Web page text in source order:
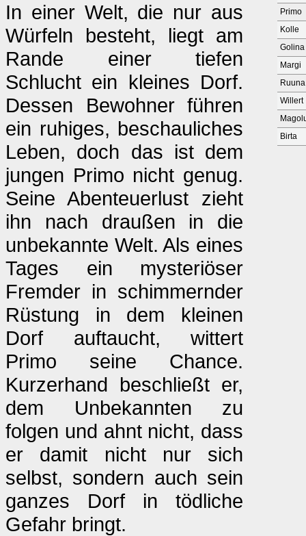
In einer Welt, die nur aus
Würfeln besteht, liegt am
Rande einer tiefen
Schlucht ein kleines Dorf.
Dessen Bewohner führen
ein ruhiges, beschauliches
Leben, doch das ist dem
jungen Primo nicht genug.
Seine Abenteuerlust zieht
ihn nach draußen in die
unbekannte Welt. Als eines
Tages ein mysteriöser
Fremder in schimmernder
Rüstung in dem kleinen
Dorf auftaucht, wittert
Primo seine Chance.
Kurzerhand beschließt er,
dem Unbekannten zu
folgen und ahnt nicht, dass
er damit nicht nur sich
selbst, sondern auch sein
ganzes Dorf in tödliche
Gefahr bringt.
Primo
Kolle
Golina
Margi
Ruuna
Willert
Birta